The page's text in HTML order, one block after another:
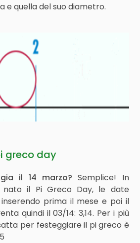
e quella del suo diametro.
greco day
il 14 marzo? Semplice! In
nato il Pi Greco Day, le date
prima il mese e poi il
quindi il 03/14: 3,14. Per i più
per festeggiare il pi greco è